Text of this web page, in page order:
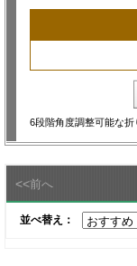
6段階角度調整可能な
<<前へ
並べ替え：